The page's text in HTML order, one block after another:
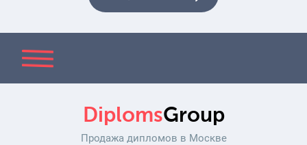
DiplomsGroup
Продажа дипломов в Москве